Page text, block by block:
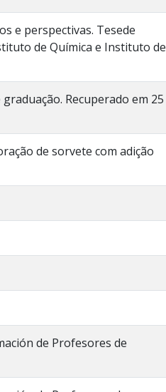
e perspectivas. Tesede
de Química e Instituto de
Recuperado em 25
de sorvete com adição
de Profesores de